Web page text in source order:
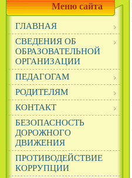
Меню сайта
ГЛАВНАЯ
СВЕДЕНИЯ ОБ
ОБРАЗОВАТЕЛЬНОЙ
ОРГАНИЗАЦИИ
ПЕДАГОГАМ
РОДИТЕЛЯМ
КОНТАКТ
БЕЗОПАСНОСТЬ
ДОРОЖНОГО
ДВИЖЕНИЯ
ПРОТИВОДЕЙСТВИЕ
КОРРУПЦИИ